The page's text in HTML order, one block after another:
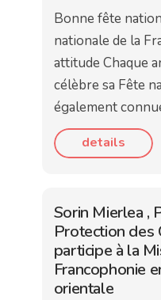
Bonne fête
nationale de la
attitude Chaque
célèbre sa Fête
également
details
Sorin Mierlea ,
Protection des
participe à la
Francophonie
orientale